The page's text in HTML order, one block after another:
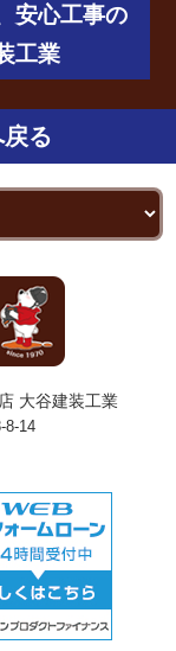
安心工事の
工業
る
大谷建装工業
8-14